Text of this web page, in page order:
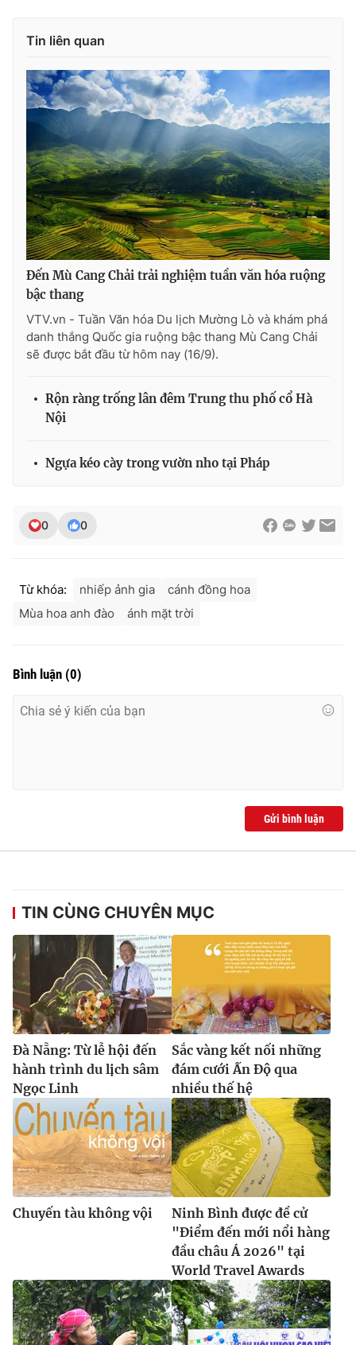
Liên hệ quảng cáo:
® Cấm sao chép dưới mọi hình thức nếu không có sự chấp
thuận bằng văn bản. Ghi rõ nguồn VTV.vn khi phát hành lại
Tin liên quan
Đến Mù Cang Chải trải nghiệm tuần văn hóa ruộng
bậc thang
VTV.vn - Tuần Văn hóa Du lịch Mường Lò và khám phá
danh thắng Quốc gia ruộng bậc thang Mù Cang Chải
sẽ được bắt đầu từ hôm nay (16/9).
Rộn ràng trống lân đêm Trung thu phố cổ Hà
Nội
Ngựa kéo cày trong vườn nho tại Pháp
0 0
Từ khóa: nhiếp ảnh gia
cánh đồng hoa
Mùa hoa anh đào
ánh mặt trời
Bình luận (0)
Gửi bình luận
TIN CÙNG CHUYÊN MỤC
Đà Nẵng: Từ lễ hội đến
hành trình du lịch sâm
Ngọc Linh
Sắc vàng kết nối những
đám cưới Ấn Độ qua
nhiều thế hệ
Chuyến tàu không vội
Ninh Bình được đề cử
"Điểm đến mới nổi hàng
đầu châu Á 2026" tại
World Travel Awards